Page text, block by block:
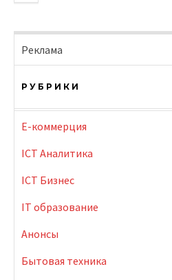
Реклама
РУБРИКИ
E-коммерция
ICT Аналитика
ICT Бизнес
IT образование
Анонсы
Бытовая техника